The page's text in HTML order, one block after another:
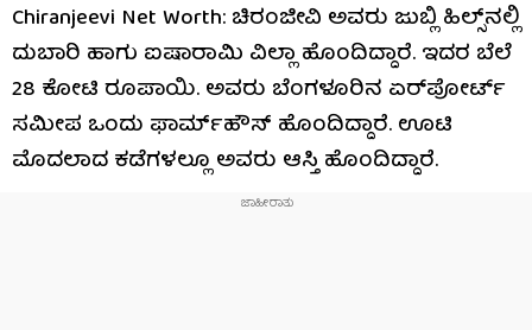
Chiranjeevi Net Worth: ಚಿರಂಜೀವಿ ಅವರು ಜುಬ್ಲಿ ಹಿಲ್ಸ್​ನಲ್ಲಿ
ದುಬಾರಿ ಹಾಗು ಐಷಾರಾಮಿ ವಿಲ್ಲಾ ಹೊಂದಿದ್ದಾರೆ. ಇದರ ಬೆಲೆ
28 ಕೋಟಿ ರೂಪಾಯಿ. ಅವರು ಬೆಂಗಳೂರಿನ ಏರ್​ಪೋರ್ಟ್
ಸಮೀಪ ಒಂದು ಫಾರ್ಮ್​ಹೌಸ್ ಹೊಂದಿದ್ದಾರೆ. ಊಟಿ
ಮೊದಲಾದ ಕಡೆಗಳಲ್ಲೂ ಅವರು ಆಸ್ತಿ ಹೊಂದಿದ್ದಾರೆ.